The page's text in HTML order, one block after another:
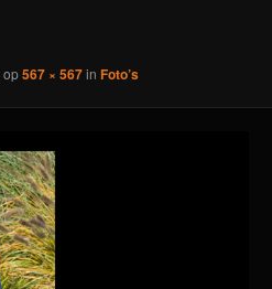
op567 × 567inFoto’s